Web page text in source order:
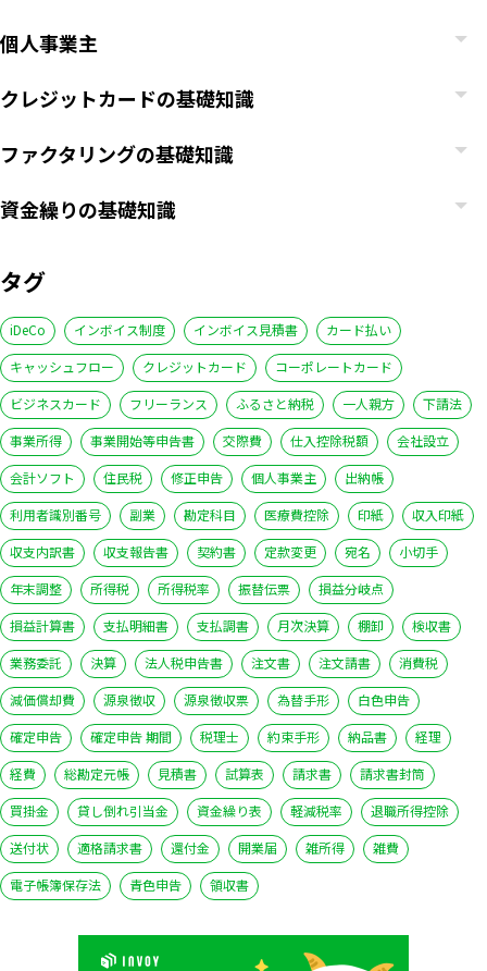
個人事業主
クレジットカードの基礎知識
ファクタリングの基礎知識
資金繰りの基礎知識
タグ
iDeCo インボイス制度 インボイス見積書
カード払い
キャッシュフロー
クレジットカード
コーポレートカード
ビジネスカード
フリーランス ふるさと納税 一人親方
下請法
事業所得
事業開始等申告書 交際費 仕入控除税額
会社設立
会計ソフト
住民税 修正申告 個人事業主
出納帳
利用者識別番号
副業 勘定科目 医療費控除 印紙
収入印紙
収支内訳書
収支報告書 契約書 定款変更 宛名
小切手
年末調整
所得税 所得税率 振替伝票
損益分岐点
損益計算書
支払明細書 支払調書 月次決算 棚卸
検収書
業務委託
決算 法人税申告書 注文書 注文請書
消費税
減価償却費
源泉徴収 源泉徴収票 為替手形
白色申告
確定申告
確定申告 期間 税理士 約束手形 納品書
経理
経費
総勘定元帳 見積書 試算表 請求書
請求書封筒
買掛金
貸し倒れ引当金 資金繰り表 軽減税率
退職所得控除
送付状
適格請求書 還付金 開業届 雑所得
雑費
電子帳簿保存法
青色申告 領収書